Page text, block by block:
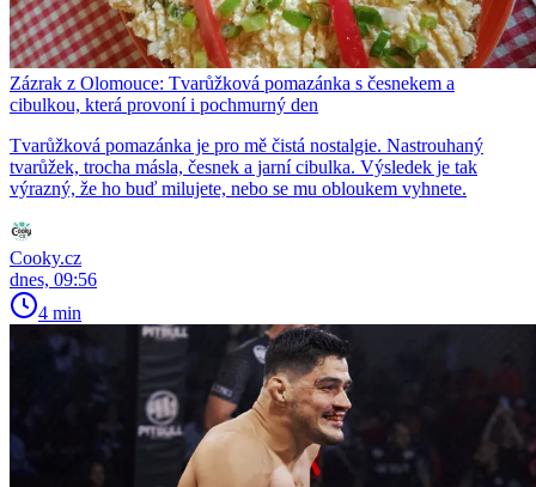
Zázrak z Olomouce: Tvarůžková pomazánka s česnekem a
cibulkou, která provoní i pochmurný den
Tvarůžková pomazánka je pro mě čistá nostalgie. Nastrouhaný
tvarůžek, trocha másla, česnek a jarní cibulka. Výsledek je tak
výrazný, že ho buď milujete, nebo se mu obloukem vyhnete.
Cooky.cz
dnes, 09:56
4 min